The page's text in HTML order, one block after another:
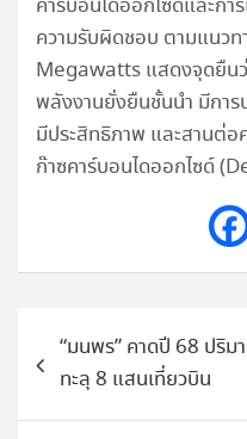
คาร์บอนไดออกไซด์และก
ความรับผิดชอบ ตามแนว
Megawatts แสดงจุดยืน
พลังงานยั่งยืนชั้นนำ มีการ
มีประสิทธิภาพ และสานต่อ
ก๊าซคาร์บอนไดออกไซด์
แนะแนว
เรื่อง“มนพร” คาดปี 68 ปริ
ทะลุ 8 แสนเที่ยวบิน